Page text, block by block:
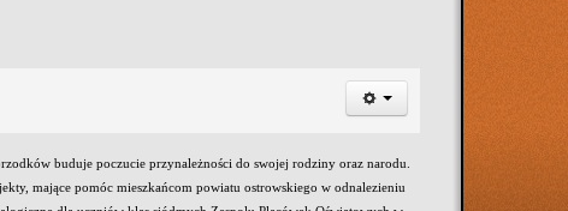
buduje poczucie przynależności do swojej rodziny oraz narodu.
mające pomóc mieszkańcom powiatu ostrowskiego w odnalezieniu